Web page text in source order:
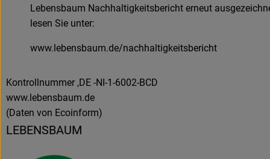
Lebensbaum Nachhaltigkeitsbericht erneut
lesen Sie unter:
www.lebensbaum.de/nachhaltigkeitsbericht
Kontrollnummer ,DE -NI-1-6002-BCD
www.lebensbaum.de
(Daten von Ecoinform)
LEBENSBAUM